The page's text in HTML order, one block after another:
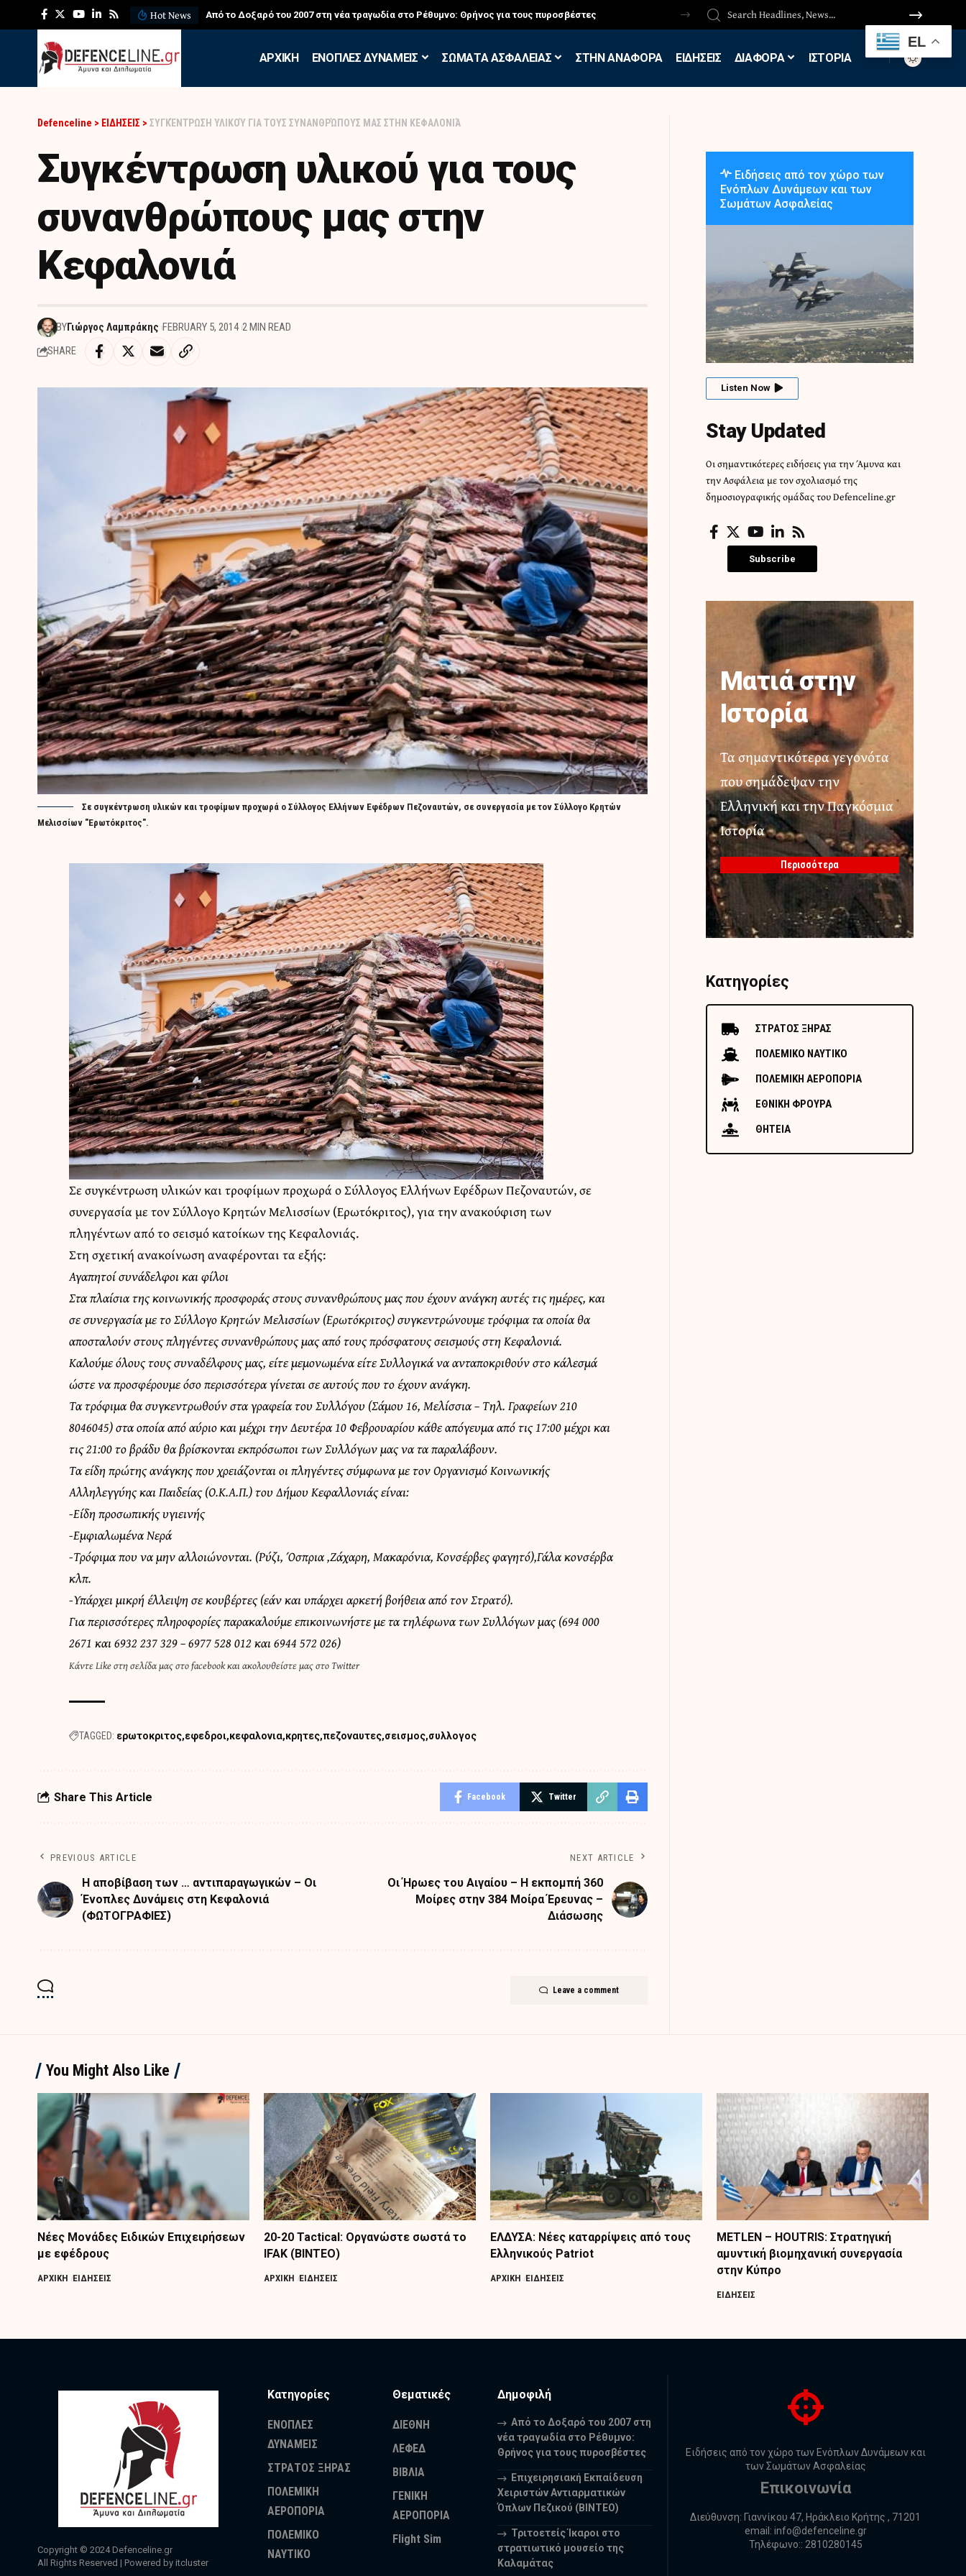
Hot News ΛΕΦΕΔ: Η εντυπωσιακή άσκηση των Εθελοντών Εφέδρων στον Έβρο
APXIKH ΕΝΟΠΛΕΣ ΔΥΝΑΜΕΙΣ ΣΩΜΑΤΑ ΑΣΦΑΛΕΙΑΣ ΣΤΗΝ ΑΝΑΦΟΡΑ ΕΙΔΗΣΕΙΣ ΔΙΑΦΟΡΑ ΙΣΤΟΡΙΑ
Defenceline > ΕΙΔΗΣΕΙΣ > ΣΥΓΚΈΝΤΡΩΣΗ ΥΛΙΚΟΎ ΓΙΑ ΤΟΥΣ ΣΥΝΑΝΘΡΏΠΟΥΣ ΜΑΣ ΣΤΗΝ ΚΕΦΑΛΟΝΙΆ
Συγκέντρωση υλικού για τους
συνανθρώπους μας στην
Κεφαλονιά
BYΓιώργος Λαμπράκης FEBRUARY 5, 2014 2 MIN READ
SHARE
Σε συγκέντρωση υλικών και τροφίμων προχωρά ο Σύλλογος Ελλήνων Εφέδρων Πεζοναυτών, σε συνεργασία με τον Σύλλογο Κρητών
Μελισσίων "Ερωτόκριτος".
Σε συγκέντρωση υλικών και τροφίμων προχωρά οΣύλλογος Ελλήνων Εφέδρων Πεζοναυτών, σε
συνεργασία με τον Σύλλογο Κρητών Μελισσίων (Ερωτόκριτος), για την ανακούφιση των
πληγέντων από το σεισμό κατοίκων της Κεφαλονιάς.
Στη σχετική ανακοίνωση αναφέρονται τα εξής:
Αγαπητοί συνάδελφοι και φίλοι
Στα πλαίσια της κοινωνικής προσφοράς στους συνανθρώπους μας που έχουν ανάγκη αυτές τις ημέρες, και
σε συνεργασία με το Σύλλογο Κρητών Μελισσίων (Ερωτόκριτος) συγκεντρώνουμε τρόφιμα τα οποία θα
αποσταλούν στους πληγέντες συνανθρώπους μας από τους πρόσφατους σεισμούς στη Κεφαλονιά.
Καλούμε όλους τους συναδέλφους μας, είτε μεμονωμένα είτε Συλλογικά να ανταποκριθούν στο κάλεσμά
ώστε να προσφέρουμε όσο περισσότερα γίνεται σε αυτούς που το έχουν ανάγκη.
Τα τρόφιμα θα συγκεντρωθούν στα γραφεία του Συλλόγου (Σάμου 16, Μελίσσια – Τηλ. Γραφείων 210
8046045) στα οποία από αύριο και μέχρι την Δευτέρα 10 Φεβρουαρίου κάθε απόγευμα από τις 17:00 μέχρι και
τις 21:00 το βράδυ θα βρίσκονται εκπρόσωποι των Συλλόγων μας να τα παραλάβουν.
Τα είδη πρώτης ανάγκης που χρειάζονται οι πληγέντες σύμφωνα με τον Οργανισμό Κοινωνικής
Αλληλεγγύης και Παιδείας (Ο.Κ.Α.Π.) του Δήμου Κεφαλλονιάς είναι:
-Είδη προσωπικής υγιεινής
-Εμφιαλωμένα Νερά
-Τρόφιμα που να μην αλλοιώνονται. (Ρύζι, Όσπρια ,Ζάχαρη, Μακαρόνια, Κονσέρβες φαγητό),Γάλα κονσέρβα
κλπ.
-Υπάρχει μικρή έλλειψη σε κουβέρτες (εάν και υπάρχει αρκετή βοήθεια από τον Στρατό).
Για περισσότερες πληροφορίες παρακαλούμε επικοινωνήστε με τα τηλέφωνα των Συλλόγων μας (694 000
2671 και 6932 237 329 – 6977 528 012 και 6944 572 026)
ΚάντεLike στη σελίδα μας στο facebookκαιακολουθείστε μας στο Twitter
TAGGED: ερωτοκριτος εφεδροι κεφαλονια κρητες πεζοναυτες σεισμος συλλογος
Share This Article Facebook Twitter
PREVIOUS ARTICLE
Η αποβίβαση των … αντιπαραγωγικών – Οι
Ένοπλες Δυνάμεις στη Κεφαλονιά
(ΦΩΤΟΓΡΑΦΙΕΣ)
NEXT ARTICLE
Οι Ήρωες του Αιγαίου – Η εκπομπή 360
Μοίρες στην 384 Μοίρα Έρευνας –
Διάσωσης
Leave a comment
Ειδήσεις από τον χώρο των
Ενόπλων Δυνάμεων και των
Σωμάτων Ασφαλείας
Listen Now
Stay Updated
Οι σημαντικότερες ειδήσεις για την Άμυνα και
την Ασφάλεια με τον σχολιασμό της
δημοσιογραφικής ομάδας του Defenceline.gr
Subscribe
Ματιά στην
Ιστορία
Τα σημαντικότερα γεγονότα
που σημάδεψαν την
Ελληνική και την Παγκόσμια
Ιστορία
Περισσότερα
Κατηγορίες
ΣΤΡΑΤΟΣ ΞΗΡΑΣ
ΠΟΛΕΜΙΚΟ ΝΑΥΤΙΚΟ
ΠΟΛΕΜΙΚΗ ΑΕΡΟΠΟΡΙΑ
ΕΘΝΙΚΗ ΦΡΟΥΡΑ
ΘΗΤΕΙΑ
You Might Also Like
Nέες Μονάδες Ειδικών Επιχειρήσεων
με εφέδρους
ΑΡΧΙΚΗ ΕΙΔΗΣΕΙΣ
20-20 Tactical: Οργανώστε σωστά το
IFAK (ΒΙΝΤΕΟ)
ΑΡΧΙΚΗ ΕΙΔΗΣΕΙΣ
ΕΛΔΥΣΑ: Νέες καταρρίψεις από τους
Ελληνικούς Patriot
ΑΡΧΙΚΗ ΕΙΔΗΣΕΙΣ
METLEN – HOUTRIS: Στρατηγική
αμυντική βιομηχανική συνεργασία
στην Κύπρο
ΕΙΔΗΣΕΙΣ
Copyright © 2024 Defenceline.gr
All Rights Reserved | Powered by itcluster
Κατηγορίες
ΕΝΟΠΛΕΣ
ΔΥΝΑΜΕΙΣ
ΣΤΡΑΤΟΣ ΞΗΡΑΣ
ΠΟΛΕΜΙΚΗ
ΑΕΡΟΠΟΡΙΑ
ΠΟΛΕΜΙΚΟ
ΝΑΥΤΙΚΟ
Θεματικές
ΔΙΕΘΝΗ
ΛΕΦΕΔ
ΒΙΒΛΙΑ
ΓΕΝΙΚΗ
ΑΕΡΟΠΟΡΙΑ
Flight Sim
Δημοφιλή
Από το Δοξαρό του 2007 στη
νέα τραγωδία στο Ρέθυμνο:
Θρήνος για τους πυροσβέστες
Επιχειρησιακή Εκπαίδευση
Χειριστών Αντιαρματικών
Όπλων Πεζικού (ΒΙΝΤΕΟ)
Τριτοετείς Ίκαροι στο
στρατιωτικό μουσείο της
Καλαμάτας
Ειδήσεις από τον χώρο των Ενόπλων Δυνάμεων και
των Σωμάτων Ασφαλείας
Επικοινωνία
Διεύθυνση: Γιαννίκου 47, Ηράκλειο Κρήτης , 71201
email: info@defenceline.gr
Τηλέφωνο:: 2810280145
EL